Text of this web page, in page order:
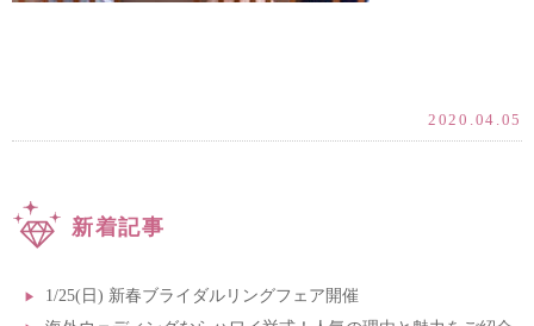
2020.04.05
新着記事
1/25(日) 新春ブライダルリングフェア開催